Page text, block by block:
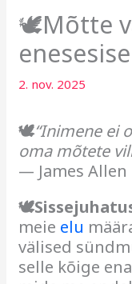
🕊Mõtte
2. nov. 2025
🕊“Inimene ei
oma mõtete
— James Allen
meie elu
välised
selle kõige